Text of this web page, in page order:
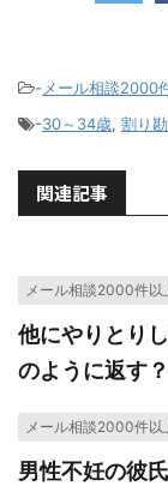
- メール相談2000
-30～34歳, 割り
関連記事
メール相談2000件以
他にやりとり
のように返す
メール相談2000件以
男性不妊の彼